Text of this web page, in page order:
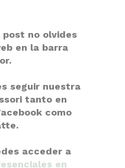
no olvides
en la barra
seguir nuestra
tanto en
como
acceder a
en